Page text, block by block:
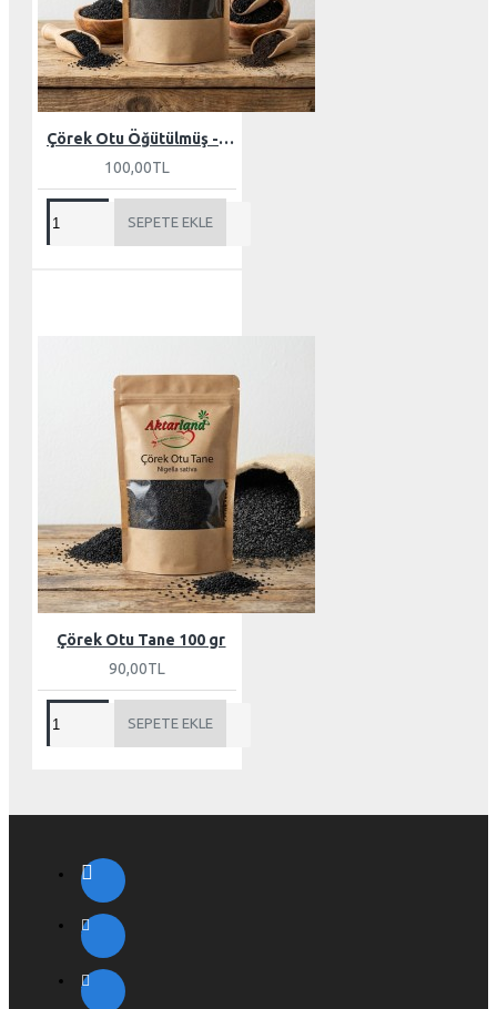
Çörek Otu Öğütülmüş - 100 gr
100,00TL
SEPETE EKLE
Çörek Otu Tane 100 gr
90,00TL
SEPETE EKLE